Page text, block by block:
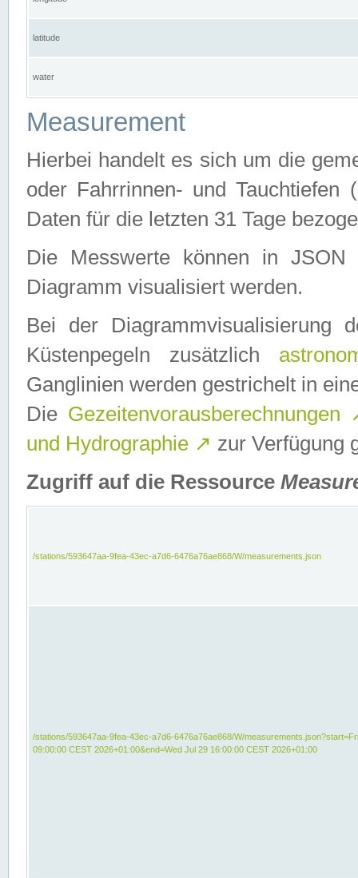
latitude
water
Measurement
Hierbei handelt es sich um die
oder Fahrrinnen- und Tauchtiefen
Daten für die letzten 31 Tage
Die Messwerte können in
Diagramm visualisiert werden.
Bei der Diagrammvisualisierung
Küstenpegeln zusätzlich
Ganglinien werden gestrichelt in
Die Gezeitenvorausberechnungen
und Hydrographie ↗ zur Verfügung
Zugriff auf die Ressource
/stations/593647aa-9fea-43ec-a7d6-6476a76ae868/W/measurements.json
/stations/593647aa-9fea-43ec-a7d6-6476a76ae868/W/
09:00:00 CEST 2026+01:00&end=Wed Jul 29 16:00:00 CEST 2026+01:00